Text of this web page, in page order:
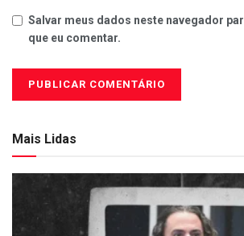
Salvar meus dados neste navegador
que eu comentar.
Mais Lidas